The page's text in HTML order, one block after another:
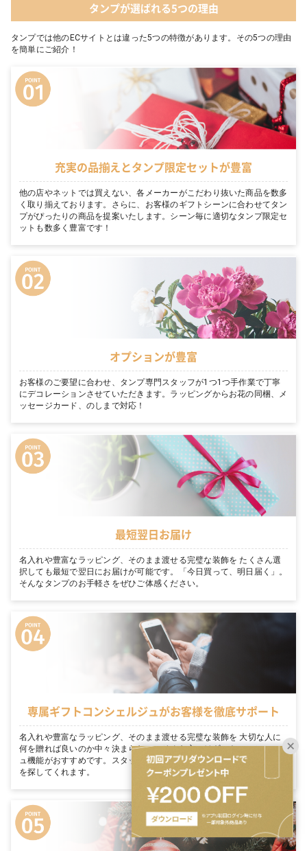
タンプが選ばれる5つの理由
タンプでは他のECサイトとは違った5つの特徴があります。その5つの理由
を簡単にご紹介！
充実の品揃えとタンプ限定セットが豊富
他の店やネットでは買えない、各メーカーがこだわり抜いた商品を数多
く取り揃えております。さらに、お客様のギフトシーンに合わせてタン
プがぴったりの商品を提案いたします。シーン毎に適切なタンプ限定セ
ットも数多く豊富です！
オプションが豊富
お客様のご要望に合わせ、タンプ専門スタッフが1つ1つ手作業で丁寧
にデコレーションさせていただきます。ラッピングからお花の同梱、メ
ッセージカード、のしまで対応！
最短翌日お届け
名入れや豊富なラッピング、そのまま渡せる完璧な装飾を たくさん選
択しても最短で翌日にお届けが可能です。「今日買って、明日届く」。
そんなタンプのお手軽さをぜひご体感ください。
専属ギフトコンシェルジュがお客様を徹底サポート
名入れや豊富なラッピング、そのまま渡せる完璧な装飾を 大切な人に
何を贈れば良いのか中々決まらない… そんな方にはギフトコンシェルジ
ュ機能がおすすめです。スタッフがあなたのシーンにぴったりのギフト
を探してくれます。